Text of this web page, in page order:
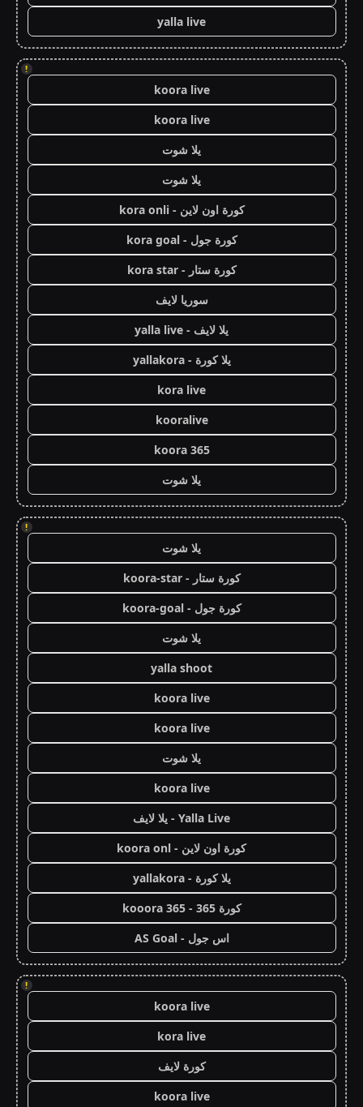
yalla live
!
koora live
koora live
يلا شوت
يلا شوت
كورة اون لاين - kora onli
كورة جول - kora goal
كورة ستار - kora star
سوريا لايف
يلا لايف - yalla live
يلا كورة - yallakora
kora live
kooralive
koora 365
يلا شوت
!
يلا شوت
كورة ستار - koora-star
كورة جول - koora-goal
يلا شوت
yalla shoot
koora live
koora live
يلا شوت
koora live
Yalla Live - يلا لايف
كورة اون لاين - koora onl
يلا كورة - yallakora
كورة 365 - kooora 365
اس جول - AS Goal
!
koora live
kora live
كورة لايف
koora live